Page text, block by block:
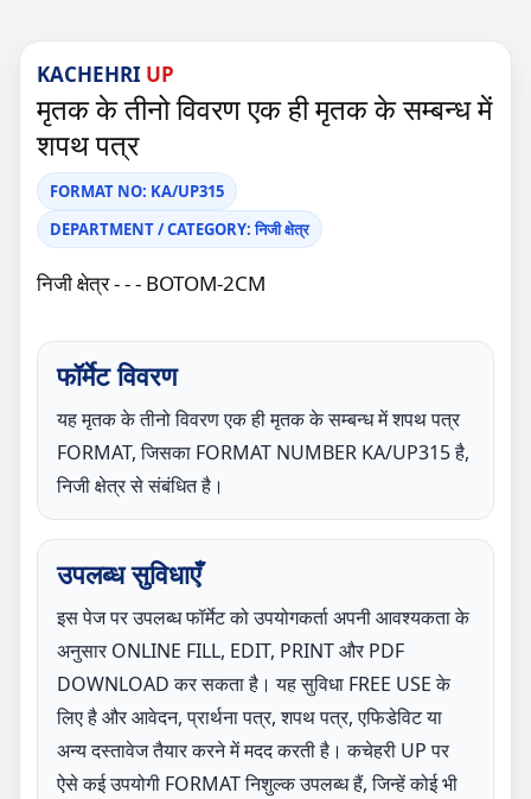
KACHEHRI UP
मृतक के तीनो विवरण एक ही मृतक के सम्बन्ध में
शपथ पत्र
FORMAT NO: KA/UP315
DEPARTMENT / CATEGORY: निजी क्षेत्र
निजी क्षेत्र - - - BOTOM-2CM
फॉर्मेट विवरण
यह मृतक के तीनो विवरण एक ही मृतक के सम्बन्ध में शपथ पत्र
FORMAT, जिसका FORMAT NUMBER KA/UP315 है,
निजी क्षेत्र से संबंधित है।
उपलब्ध सुविधाएँ
इस पेज पर उपलब्ध फॉर्मेट को उपयोगकर्ता अपनी आवश्यकता के
अनुसार ONLINE FILL, EDIT, PRINT और PDF
DOWNLOAD कर सकता है। यह सुविधा FREE USE के
लिए है और आवेदन, प्रार्थना पत्र, शपथ पत्र, एफिडेविट या
अन्य दस्तावेज तैयार करने में मदद करती है। कचेहरी UP पर
ऐसे कई उपयोगी FORMAT निशुल्क उपलब्ध हैं, जिन्हें कोई भी